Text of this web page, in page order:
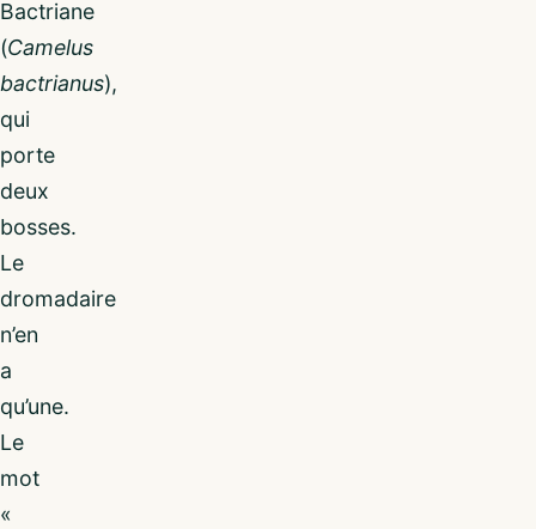
Bactriane
(Camelus
bactrianus),
qui
porte
deux
bosses.
Le
dromadaire
n’en
a
qu’une.
Le
mot
«